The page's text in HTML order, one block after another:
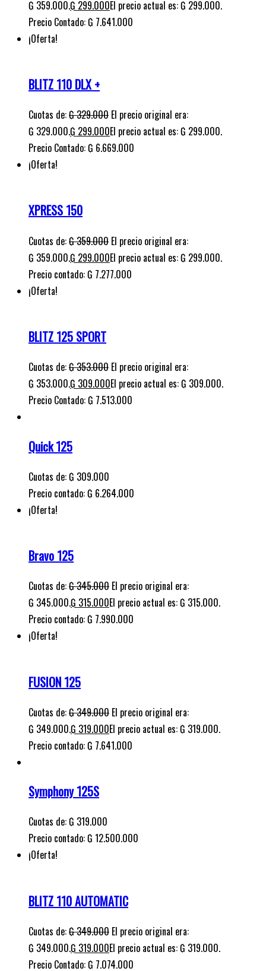
Cuotas de:₲329.000El precio original era:
₲ 329.000.₲299.000El precio actual es: ₲ 299.000.
Precio Contado: ₲ 6.669.000
XPRESS 150
Cuotas de:₲359.000El precio original era:
₲ 359.000.₲299.000El precio actual es: ₲ 299.000.
Precio contado: ₲ 7.277.000
BLITZ 125 SPORT
Cuotas de:₲353.000El precio original era:
₲ 353.000.₲309.000El precio actual es: ₲ 309.000.
Precio Contado: ₲ 7.513.000
Quick 125
Cuotas de:₲309.000
Precio contado: ₲ 6.264.000
¡Oferta!
Bravo 125
Cuotas de:₲ 345.000
₲ 345.000.₲315.000El precio actual es: ₲ 315.000.
Precio contado: ₲ 7.990.000
FUSION 125
Cuotas de:₲349.000El precio original era:
₲ 349.000.₲319.000El precio actual es: ₲ 319.000.
Precio contado: ₲ 7.641.000
Symphony 125S
Cuotas de:₲319.000
Precio contado: ₲ 12.500.000
¡Oferta!
BLITZ 110 AUTOMATIC
Cuotas de:₲ 349.000
₲ 349.000.₲319.000El precio actual es: ₲ 319.000.
Precio Contado: ₲ 7.074.000
Road Power 170
Cuotas de:₲339.000
Precio contado: ₲ 9.500.000